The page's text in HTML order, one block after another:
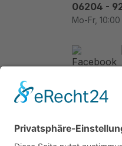
06204 -
Mo-Fr,
Newsletter